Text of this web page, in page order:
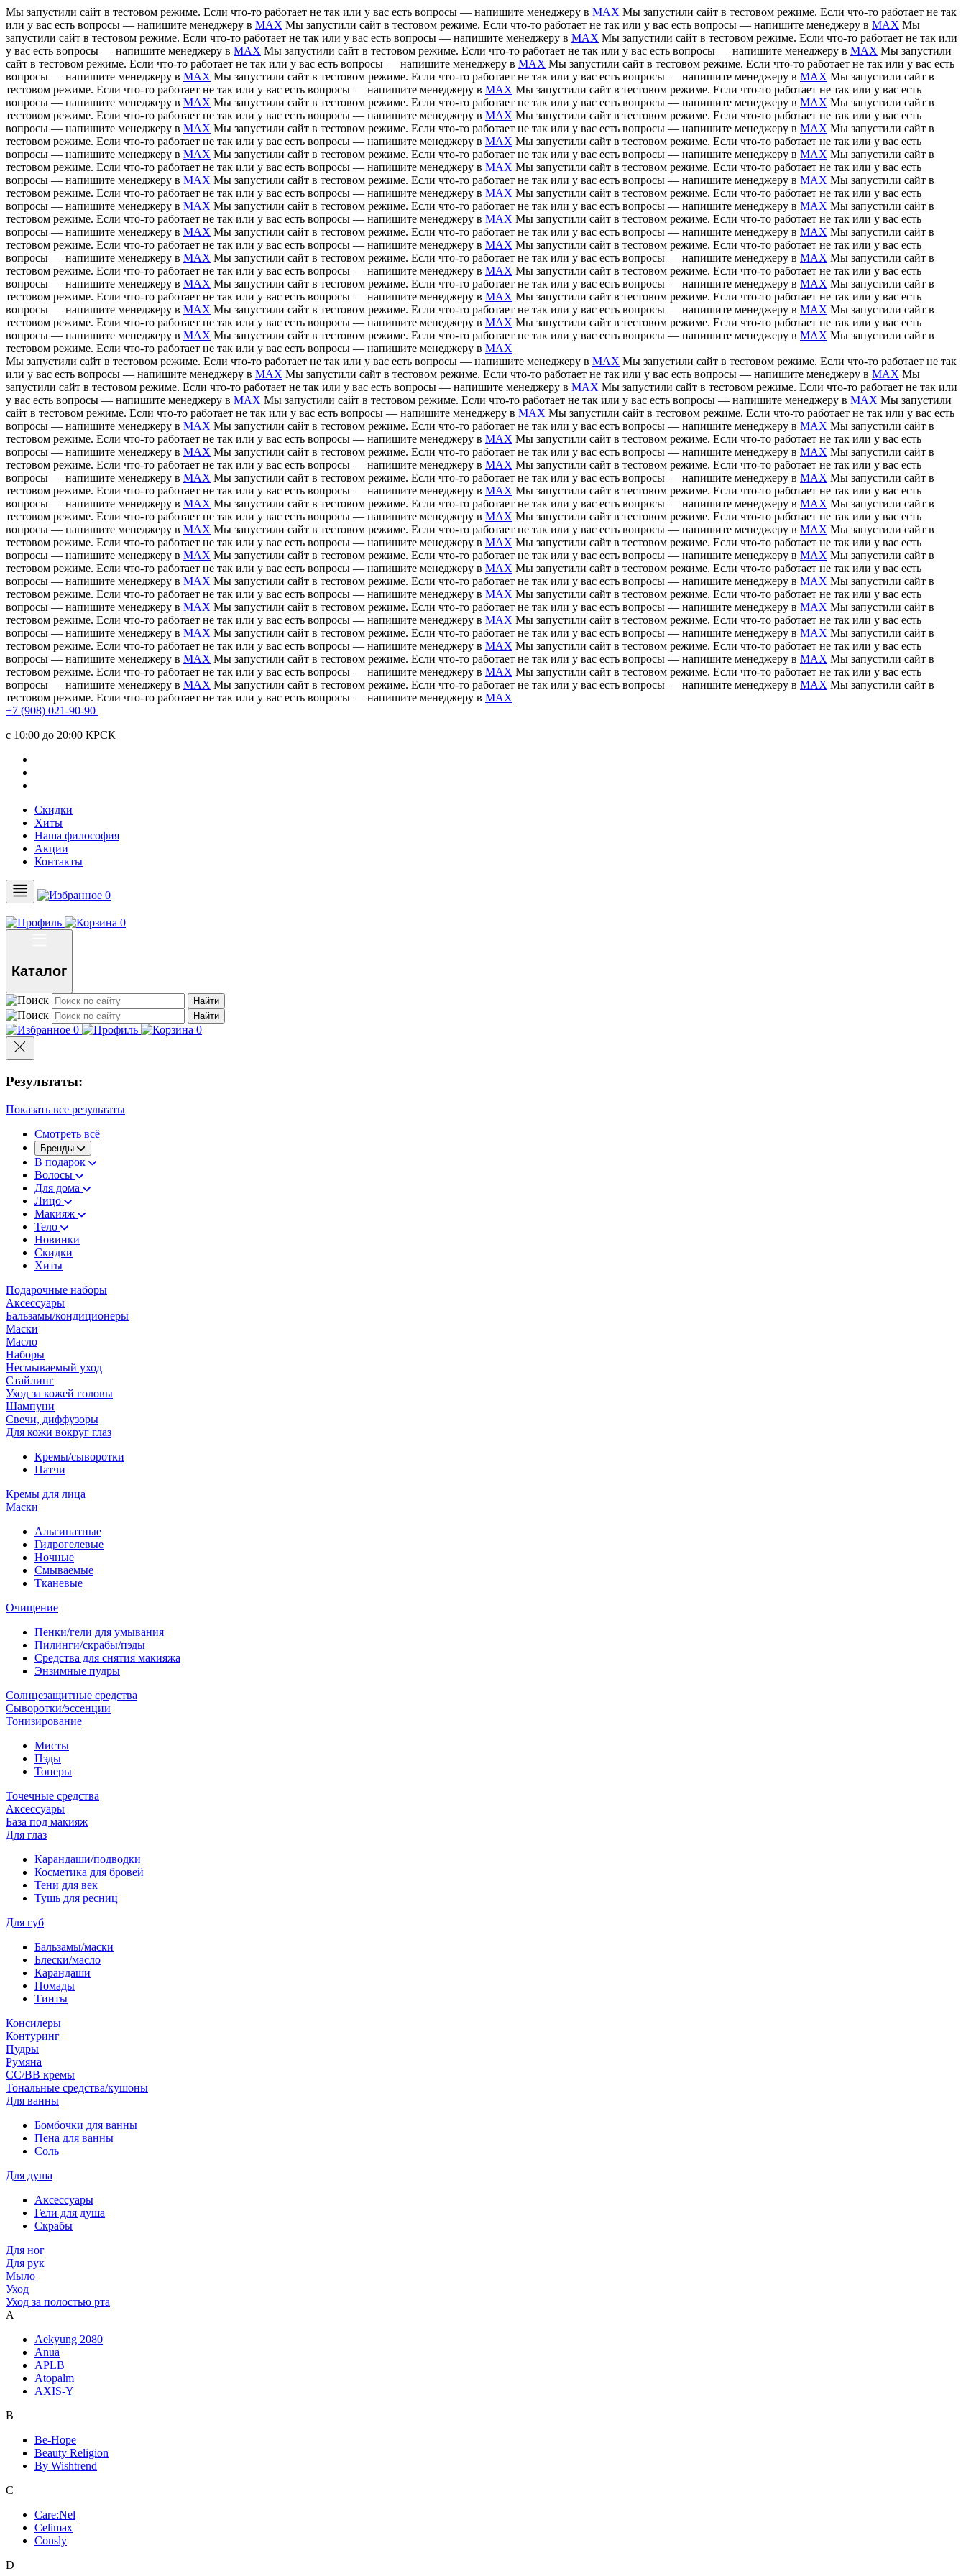
Мы запустили сайт в тестовом режиме. Если что-то работает не так или у вас есть вопросы — напишите менеджеру в MAX Мы запустили сайт в тестовом режиме. Если что-то работает не так
или у вас есть вопросы — напишите менеджеру в MAX Мы запустили сайт в тестовом режиме. Если что-то работает не так или у вас есть вопросы — напишите менеджеру в MAX Мы
запустили сайт в тестовом режиме. Если что-то работает не так или у вас есть вопросы — напишите менеджеру в MAX Мы запустили сайт в тестовом режиме. Если что-то работает не так или
у вас есть вопросы — напишите менеджеру в MAX Мы запустили сайт в тестовом режиме. Если что-то работает не так или у вас есть вопросы — напишите менеджеру в MAX Мы запустили
сайт в тестовом режиме. Если что-то работает не так или у вас есть вопросы — напишите менеджеру в MAX Мы запустили сайт в тестовом режиме. Если что-то работает не так или у вас есть
вопросы — напишите менеджеру в MAX Мы запустили сайт в тестовом режиме. Если что-то работает не так или у вас есть вопросы — напишите менеджеру в MAX Мы запустили сайт в
тестовом режиме. Если что-то работает не так или у вас есть вопросы — напишите менеджеру в MAX Мы запустили сайт в тестовом режиме. Если что-то работает не так или у вас есть
вопросы — напишите менеджеру в MAX Мы запустили сайт в тестовом режиме. Если что-то работает не так или у вас есть вопросы — напишите менеджеру в MAX Мы запустили сайт в
тестовом режиме. Если что-то работает не так или у вас есть вопросы — напишите менеджеру в MAX Мы запустили сайт в тестовом режиме. Если что-то работает не так или у вас есть
вопросы — напишите менеджеру в MAX Мы запустили сайт в тестовом режиме. Если что-то работает не так или у вас есть вопросы — напишите менеджеру в MAX Мы запустили сайт в
тестовом режиме. Если что-то работает не так или у вас есть вопросы — напишите менеджеру в MAX Мы запустили сайт в тестовом режиме. Если что-то работает не так или у вас есть
вопросы — напишите менеджеру в MAX Мы запустили сайт в тестовом режиме. Если что-то работает не так или у вас есть вопросы — напишите менеджеру в MAX Мы запустили сайт в
тестовом режиме. Если что-то работает не так или у вас есть вопросы — напишите менеджеру в MAX Мы запустили сайт в тестовом режиме. Если что-то работает не так или у вас есть
вопросы — напишите менеджеру в MAX Мы запустили сайт в тестовом режиме. Если что-то работает не так или у вас есть вопросы — напишите менеджеру в MAX Мы запустили сайт в
тестовом режиме. Если что-то работает не так или у вас есть вопросы — напишите менеджеру в MAX Мы запустили сайт в тестовом режиме. Если что-то работает не так или у вас есть
вопросы — напишите менеджеру в MAX Мы запустили сайт в тестовом режиме. Если что-то работает не так или у вас есть вопросы — напишите менеджеру в MAX Мы запустили сайт в
тестовом режиме. Если что-то работает не так или у вас есть вопросы — напишите менеджеру в MAX Мы запустили сайт в тестовом режиме. Если что-то работает не так или у вас есть
вопросы — напишите менеджеру в MAX Мы запустили сайт в тестовом режиме. Если что-то работает не так или у вас есть вопросы — напишите менеджеру в MAX Мы запустили сайт в
тестовом режиме. Если что-то работает не так или у вас есть вопросы — напишите менеджеру в MAX Мы запустили сайт в тестовом режиме. Если что-то работает не так или у вас есть
вопросы — напишите менеджеру в MAX Мы запустили сайт в тестовом режиме. Если что-то работает не так или у вас есть вопросы — напишите менеджеру в MAX Мы запустили сайт в
тестовом режиме. Если что-то работает не так или у вас есть вопросы — напишите менеджеру в MAX Мы запустили сайт в тестовом режиме. Если что-то работает не так или у вас есть
вопросы — напишите менеджеру в MAX Мы запустили сайт в тестовом режиме. Если что-то работает не так или у вас есть вопросы — напишите менеджеру в MAX Мы запустили сайт в
тестовом режиме. Если что-то работает не так или у вас есть вопросы — напишите менеджеру в MAX Мы запустили сайт в тестовом режиме. Если что-то работает не так или у вас есть
вопросы — напишите менеджеру в MAX Мы запустили сайт в тестовом режиме. Если что-то работает не так или у вас есть вопросы — напишите менеджеру в MAX Мы запустили сайт в
тестовом режиме. Если что-то работает не так или у вас есть вопросы — напишите менеджеру в MAX Мы запустили сайт в тестовом режиме. Если что-то работает не так или у вас есть
вопросы — напишите менеджеру в MAX Мы запустили сайт в тестовом режиме. Если что-то работает не так или у вас есть вопросы — напишите менеджеру в MAX Мы запустили сайт в
тестовом режиме. Если что-то работает не так или у вас есть вопросы — напишите менеджеру в MAX
Мы запустили сайт в тестовом режиме. Если что-то работает не так или у вас есть вопросы — напишите менеджеру в MAX Мы запустили сайт в тестовом режиме. Если что-то работает не так
или у вас есть вопросы — напишите менеджеру в MAX Мы запустили сайт в тестовом режиме. Если что-то работает не так или у вас есть вопросы — напишите менеджеру в MAX Мы
запустили сайт в тестовом режиме. Если что-то работает не так или у вас есть вопросы — напишите менеджеру в MAX Мы запустили сайт в тестовом режиме. Если что-то работает не так или
у вас есть вопросы — напишите менеджеру в MAX Мы запустили сайт в тестовом режиме. Если что-то работает не так или у вас есть вопросы — напишите менеджеру в MAX Мы запустили
сайт в тестовом режиме. Если что-то работает не так или у вас есть вопросы — напишите менеджеру в MAX Мы запустили сайт в тестовом режиме. Если что-то работает не так или у вас есть
вопросы — напишите менеджеру в MAX Мы запустили сайт в тестовом режиме. Если что-то работает не так или у вас есть вопросы — напишите менеджеру в MAX Мы запустили сайт в
тестовом режиме. Если что-то работает не так или у вас есть вопросы — напишите менеджеру в MAX Мы запустили сайт в тестовом режиме. Если что-то работает не так или у вас есть
вопросы — напишите менеджеру в MAX Мы запустили сайт в тестовом режиме. Если что-то работает не так или у вас есть вопросы — напишите менеджеру в MAX Мы запустили сайт в
тестовом режиме. Если что-то работает не так или у вас есть вопросы — напишите менеджеру в MAX Мы запустили сайт в тестовом режиме. Если что-то работает не так или у вас есть
вопросы — напишите менеджеру в MAX Мы запустили сайт в тестовом режиме. Если что-то работает не так или у вас есть вопросы — напишите менеджеру в MAX Мы запустили сайт в
тестовом режиме. Если что-то работает не так или у вас есть вопросы — напишите менеджеру в MAX Мы запустили сайт в тестовом режиме. Если что-то работает не так или у вас есть
вопросы — напишите менеджеру в MAX Мы запустили сайт в тестовом режиме. Если что-то работает не так или у вас есть вопросы — напишите менеджеру в MAX Мы запустили сайт в
тестовом режиме. Если что-то работает не так или у вас есть вопросы — напишите менеджеру в MAX Мы запустили сайт в тестовом режиме. Если что-то работает не так или у вас есть
вопросы — напишите менеджеру в MAX Мы запустили сайт в тестовом режиме. Если что-то работает не так или у вас есть вопросы — напишите менеджеру в MAX Мы запустили сайт в
тестовом режиме. Если что-то работает не так или у вас есть вопросы — напишите менеджеру в MAX Мы запустили сайт в тестовом режиме. Если что-то работает не так или у вас есть
вопросы — напишите менеджеру в MAX Мы запустили сайт в тестовом режиме. Если что-то работает не так или у вас есть вопросы — напишите менеджеру в MAX Мы запустили сайт в
тестовом режиме. Если что-то работает не так или у вас есть вопросы — напишите менеджеру в MAX Мы запустили сайт в тестовом режиме. Если что-то работает не так или у вас есть
вопросы — напишите менеджеру в MAX Мы запустили сайт в тестовом режиме. Если что-то работает не так или у вас есть вопросы — напишите менеджеру в MAX Мы запустили сайт в
тестовом режиме. Если что-то работает не так или у вас есть вопросы — напишите менеджеру в MAX Мы запустили сайт в тестовом режиме. Если что-то работает не так или у вас есть
вопросы — напишите менеджеру в MAX Мы запустили сайт в тестовом режиме. Если что-то работает не так или у вас есть вопросы — напишите менеджеру в MAX Мы запустили сайт в
тестовом режиме. Если что-то работает не так или у вас есть вопросы — напишите менеджеру в MAX Мы запустили сайт в тестовом режиме. Если что-то работает не так или у вас есть
вопросы — напишите менеджеру в MAX Мы запустили сайт в тестовом режиме. Если что-то работает не так или у вас есть вопросы — напишите менеджеру в MAX Мы запустили сайт в
тестовом режиме. Если что-то работает не так или у вас есть вопросы — напишите менеджеру в MAX Мы запустили сайт в тестовом режиме. Если что-то работает не так или у вас есть
вопросы — напишите менеджеру в MAX Мы запустили сайт в тестовом режиме. Если что-то работает не так или у вас есть вопросы — напишите менеджеру в MAX Мы запустили сайт в
тестовом режиме. Если что-то работает не так или у вас есть вопросы — напишите менеджеру в MAX Мы запустили сайт в тестовом режиме. Если что-то работает не так или у вас есть
вопросы — напишите менеджеру в MAX Мы запустили сайт в тестовом режиме. Если что-то работает не так или у вас есть вопросы — напишите менеджеру в MAX Мы запустили сайт в
тестовом режиме. Если что-то работает не так или у вас есть вопросы — напишите менеджеру в MAX
+7 (908) 021-90-90
c 10:00 до 20:00 КРСК
Скидки
Хиты
Наша философия
Акции
Контакты
0
0
Каталог
Найти
Найти
0 0
Результаты:
Показать все результаты
Смотреть всё
Бренды
В подарок
Волосы
Для дома
Лицо
Макияж
Тело
Новинки
Скидки
Хиты
Подарочные наборы
Аксессуары
Бальзамы/кондиционеры
Маски
Масло
Наборы
Несмываемый уход
Стайлинг
Уход за кожей головы
Шампуни
Свечи, диффузоры
Для кожи вокруг глаз
Кремы/сыворотки
Патчи
Кремы для лица
Маски
Альгинатные
Гидрогелевые
Ночные
Смываемые
Тканевые
Очищение
Пенки/гели для умывания
Пилинги/скрабы/пэды
Средства для снятия макияжа
Энзимные пудры
Солнцезащитные средства
Сыворотки/эссенции
Тонизирование
Мисты
Пэды
Тонеры
Точечные средства
Аксессуары
База под макияж
Для глаз
Карандаши/подводки
Косметика для бровей
Тени для век
Тушь для ресниц
Для губ
Бальзамы/маски
Блески/масло
Карандаши
Помады
Тинты
Консилеры
Контуринг
Пудры
Румяна
СС/ВВ кремы
Тональные средства/кушоны
Для ванны
Бомбочки для ванны
Пена для ванны
Соль
Для душа
Аксессуары
Гели для душа
Скрабы
Для ног
Для рук
Мыло
Уход
Уход за полостью рта
A
Aekyung 2080
Anua
APLB
Atopalm
AXIS-Y
B
Be-Hope
Beauty Religion
By Wishtrend
C
Care:Nel
Celimax
Consly
D